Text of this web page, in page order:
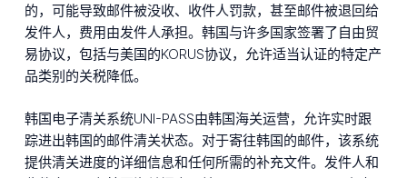
的，可能导致邮件被没收、收件人罚款，甚至邮件被退回给
发件人，费用由发件人承担。韩国与许多国家签署了自由贸
易协议，包括与美国的KORUS协议，允许适当认证的特定产
品类别的关税降低。
韩国电子清关系统UNI-PASS由韩国海关运营，允许实时跟
踪进出韩国的邮件清关状态。对于寄往韩国的邮件，该系统
提供清关进度的详细信息和任何所需的补充文件。发件人和